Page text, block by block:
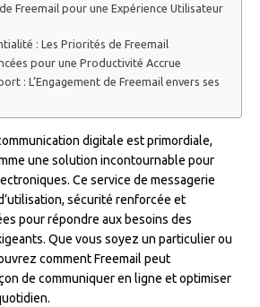
Freemail pour une Expérience Utilisateur
: Les Priorités de Freemail
pour une Productivité Accrue
: L’Engagement de Freemail envers ses
digitale est primordiale,
une solution incontournable pour
Ce service de messagerie
sécurité renforcée et
pour répondre aux besoins des
Que vous soyez un particulier ou
comment Freemail peut
de communiquer en ligne et optimiser